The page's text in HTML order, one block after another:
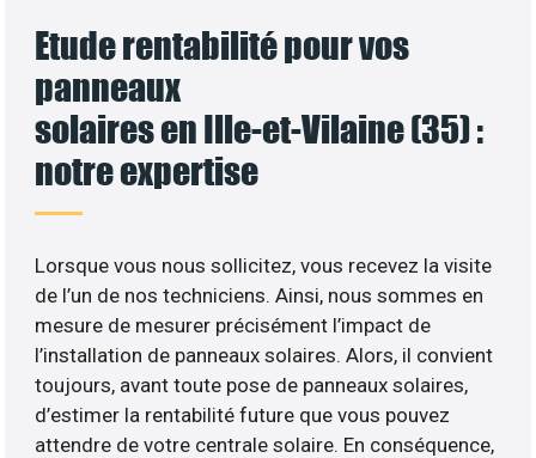
Etude rentabilité pour vos
panneaux
solaires en Ille-et-Vilaine (35) :
notre expertise
Lorsque vous nous sollicitez, vous recevez la visite
de l’un de nos techniciens. Ainsi, nous sommes en
mesure de mesurer précisément l’impact de
l’installation de panneaux solaires. Alors, il convient
toujours, avant toute pose de panneaux solaires,
d’estimer la rentabilité future que vous pouvez
attendre de votre centrale solaire. En conséquence,